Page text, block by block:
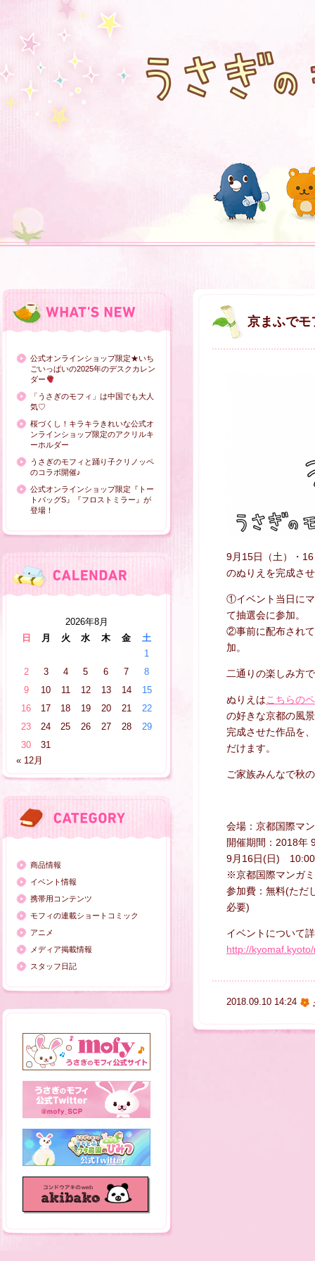
公式オンラインショップ限定★いち
ごいっぱいの2025年のデスクカレン
ダー
「うさぎのモフィ」は中国でも大人
気♡
桜づくし！キラキラきれいな公式オ
ンラインショップ限定のアクリルキ
ーホルダー
うさぎのモフィと踊り子クリノッペ
のコラボ開催♪
公式オンラインショップ限定『トー
トバッグS』『フロストミラー』が
登場！
2026年8月
日
月 火 水 木 金
土
1
2
3 4 5 6 7
8
9
10 11 12 13 14
15
16
17 18 19 20 21
22
23
24 25 26 27 28
29
30
31
« 12月
商品情報
イベント情報
携帯用コンテンツ
モフィの連載ショートコミック
アニメ
メディア掲載情報
スタッフ日記
京まふでモ
9月15日（土）・
のぬりえを完成さ
①イベント当日に
て抽選会に参加。
②事前に配布され
加。
二通りの楽しみ方
ぬりえはこちらの
の好きな京都の風
完成させた作品を
だけます。
ご家族みんなで秋
会場：京都国際マ
開催期間：2018
9月16日(日)
※京都国際マンガ
参加費：無料(ただ
必要)
イベントについて
http://
2018.09.10 14:24